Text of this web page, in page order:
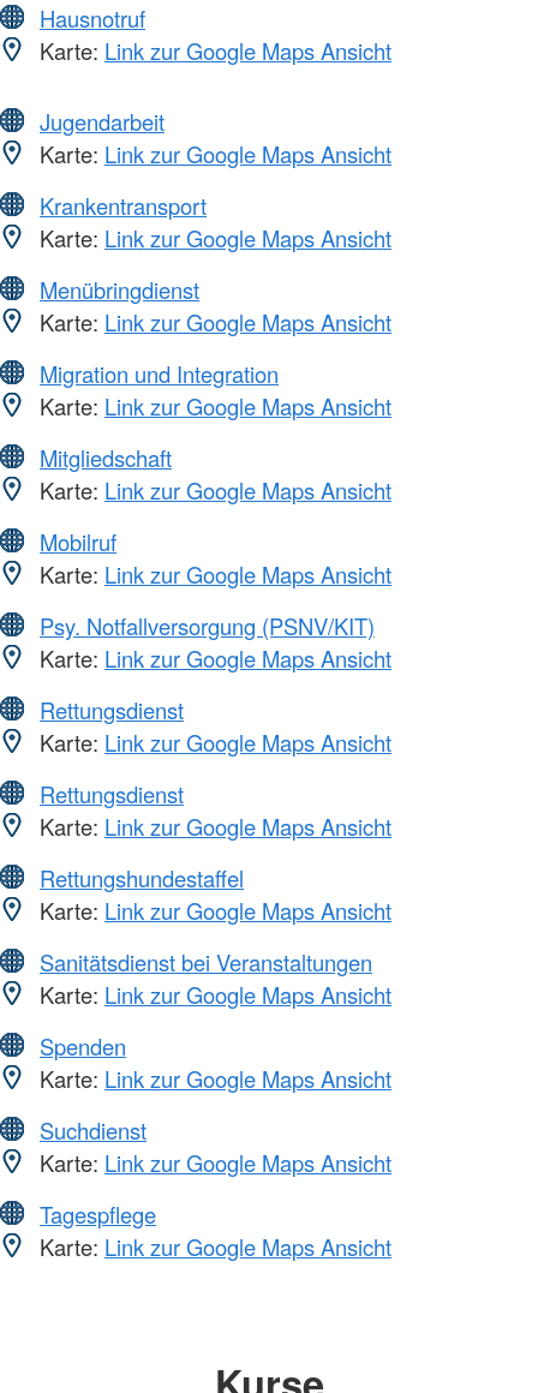
Hausnotruf
Karte: Link zur Google Maps Ansicht
Jugendarbeit
Karte: Link zur Google Maps Ansicht
Krankentransport
Karte: Link zur Google Maps Ansicht
Menübringdienst
Karte: Link zur Google Maps Ansicht
Migration und Integration
Karte: Link zur Google Maps Ansicht
Mitgliedschaft
Karte: Link zur Google Maps Ansicht
Mobilruf
Karte: Link zur Google Maps Ansicht
Psy. Notfallversorgung (PSNV/KIT)
Karte: Link zur Google Maps Ansicht
Rettungsdienst
Karte: Link zur Google Maps Ansicht
Rettungsdienst
Karte: Link zur Google Maps Ansicht
Rettungshundestaffel
Karte: Link zur Google Maps Ansicht
Sanitätsdienst bei Veranstaltungen
Karte: Link zur Google Maps Ansicht
Spenden
Karte: Link zur Google Maps Ansicht
Suchdienst
Karte: Link zur Google Maps Ansicht
Tagespflege
Karte: Link zur Google Maps Ansicht